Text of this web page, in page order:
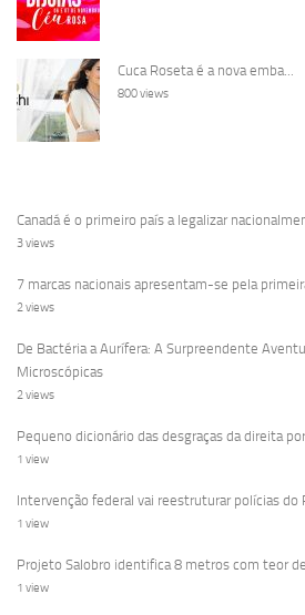
Cuca Roseta é a nova emba...
800 views
Canadá é o primeiro país a legalizar
3 views
7 marcas nacionais apresentam-se pela
2 views
De Bactéria a Aurífera: A Surpreendente
Microscópicas
2 views
Pequeno dicionário das desgraças da direita
1 view
Intervenção federal vai reestruturar polícias do
1 view
Projeto Salobro identifica 8 metros com teor
1 view